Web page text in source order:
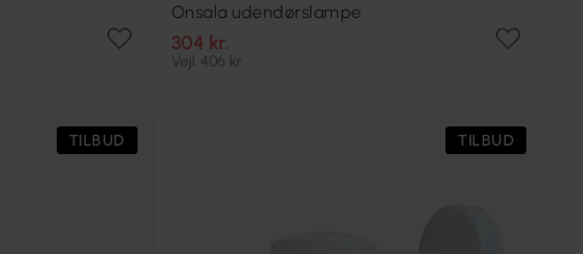
Onsala udendørslampe
304 kr.
Vejl. 406 kr.
TILBUD TILBUD